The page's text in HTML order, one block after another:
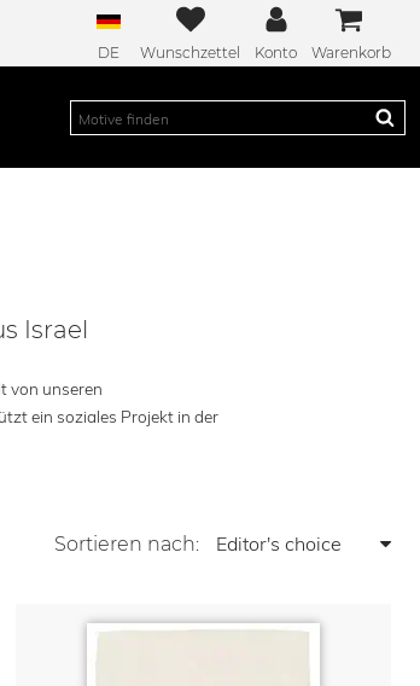
DE Wunschzettel Konto Warenkorb
Israel
von unseren
ein soziales Projekt in der
Sortieren nach: